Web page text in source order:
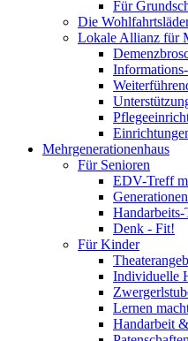
Für
Die
Lokale Allianz für
Mehrgenerationenhaus
Für Senioren
EDV-Treff
Denk - Fit!
Für Kinder
Individuelle
Lernen
Handarbeit